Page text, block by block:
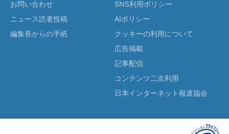
お問い合わせ
ニュース読者投稿
編集長からの手紙
SNS利用ポリシー
AIポリシー
クッキーの利用について
広告掲載
記事配信
コンテンツ二次利用
日本インターネット報道協会